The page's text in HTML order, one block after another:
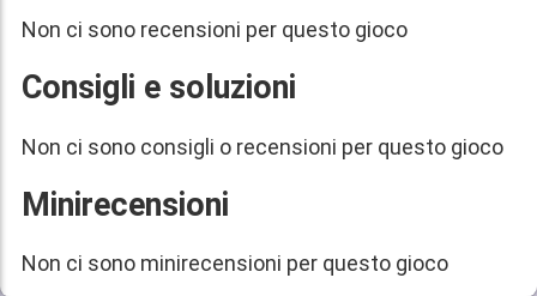
Non ci sono recensioni per questo gioco
Consigli e soluzioni
Non ci sono consigli o recensioni per questo gioco
Minirecensioni
Non ci sono minirecensioni per questo gioco